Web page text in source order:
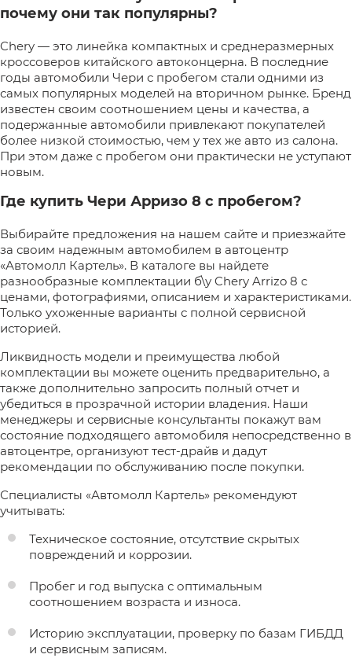
почему они так популярны?
Chery — это линейка компактных и среднеразмерных
кроссоверов китайского автоконцерна. В последние
годы автомобили Чери с пробегом стали одними из
самых популярных моделей на вторичном рынке. Бренд
известен своим соотношением цены и качества, а
подержанные автомобили привлекают покупателей
более низкой стоимостью, чем у тех же авто из салона.
При этом даже с пробегом они практически не уступают
новым.
Где купить Чери Арризо 8 с пробегом?
Выбирайте предложения на нашем сайте и приезжайте
за своим надежным автомобилем в автоцентр
«Автомолл Картель». В каталоге вы найдете
разнообразные комплектации б\у Chery Arrizo 8 с
ценами, фотографиями, описанием и характеристиками.
Только ухоженные варианты с полной сервисной
историей.
Ликвидность модели и преимущества любой
комплектации вы можете оценить предварительно, а
также дополнительно запросить полный отчет и
убедиться в прозрачной истории владения. Наши
менеджеры и сервисные консультанты покажут вам
состояние подходящего автомобиля непосредственно в
автоцентре, организуют тест-драйв и дадут
рекомендации по обслуживанию после покупки.
Специалисты «Автомолл Картель» рекомендуют
учитывать:
Техническое состояние, отсутствие скрытых
повреждений и коррозии.
Пробег и год выпуска с оптимальным
соотношением возраста и износа.
Историю эксплуатации, проверку по базам ГИБДД
и сервисным записям.